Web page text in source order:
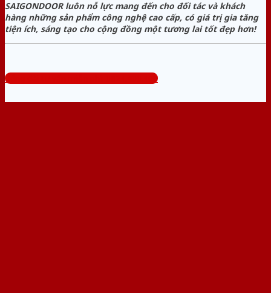
SAIGONDOOR luôn nỗ lực mang đến cho đối tác và khách
hàng những sản phẩm công nghệ cao cấp, có giá trị gia tăng
tiện ích, sáng tạo cho cộng đồng một tương lai tốt đẹp hơn!
Tổng đài tư vấn miễn phí: 0824.400.400